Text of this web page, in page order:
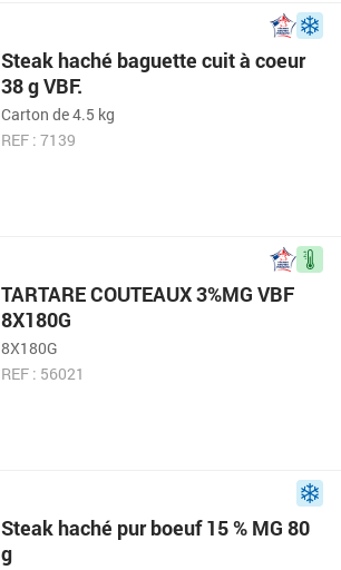
Steak haché baguette cuit à coeur
38 g VBF.
Carton de 4.5 kg
REF : 7139
TARTARE COUTEAUX 3%MG VBF
8X180G
8X180G
REF : 56021
Steak haché pur boeuf 15 % MG 80
g